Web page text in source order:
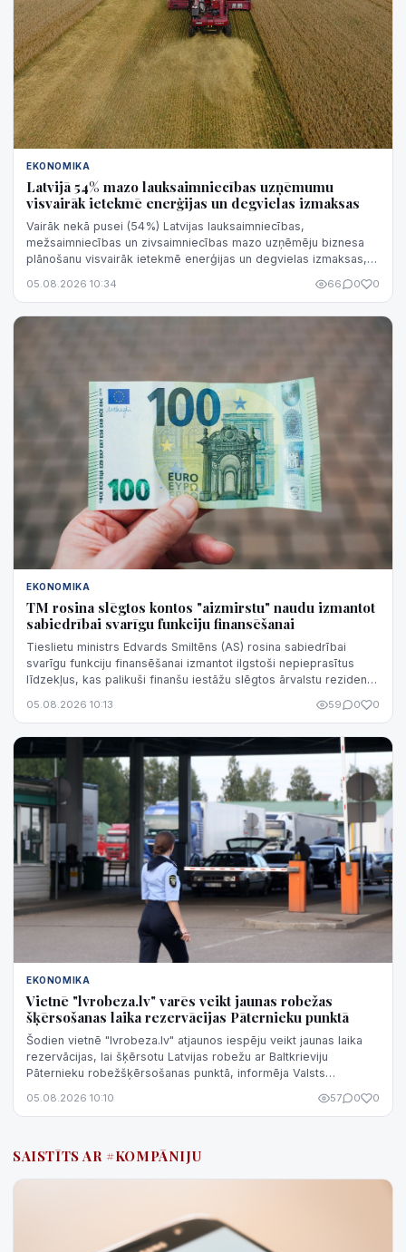
EKONOMIKA
Latvijā 54% mazo lauksaimniecības uzņēmumu
visvairāk ietekmē enerģijas un degvielas izmaksas
Vairāk nekā pusei (54%) Latvijas lauksaimniecības,
mežsaimniecības un zivsaimniecības mazo uzņēmēju biznesa
plānošanu visvairāk ietekmē enerģijas un degvielas izmaksas,
05.08.2026 10:34 66 0 0
EKONOMIKA
TM rosina slēgtos kontos "aizmirstu" naudu izmantot
sabiedrībai svarīgu funkciju finansēšanai
Tieslietu ministrs Edvards Smiltēns (AS) rosina sabiedrībai
svarīgu funkciju finansēšanai izmantot ilgstoši nepieprasītus
līdzekļus, kas palikuši finanšu iestāžu slēgtos ārvalstu rezidentu
05.08.2026 10:13 59 0 0
EKONOMIKA
Vietnē "lvrobeza.lv" varēs veikt jaunas robežas
šķērsošanas laika rezervācijas Pāternieku punktā
Šodien vietnē "lvrobeza.lv" atjaunos iespēju veikt jaunas laika
rezervācijas, lai šķērsotu Latvijas robežu ar Baltkrieviju
Pāternieku robežšķērsošanas punktā, informēja Valsts
05.08.2026 10:10 57 0 0
SAISTĪTS AR #KOMPĀNIJU